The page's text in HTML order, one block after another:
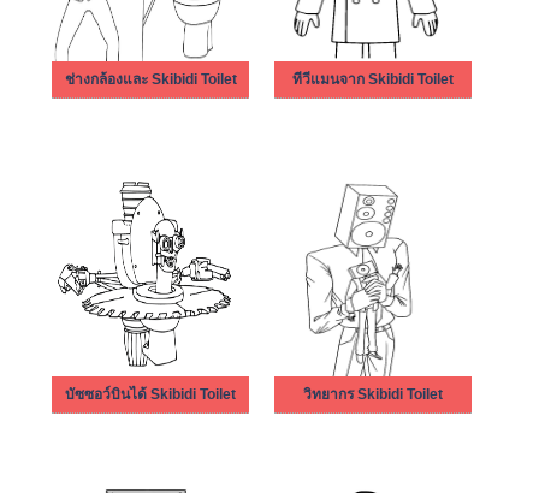
ช่างกล้องและ Skibidi Toilet ทีวีแมนจาก Skibidi Toilet
บัซซอว์บินได้ Skibidi Toilet วิทยากร Skibidi Toilet